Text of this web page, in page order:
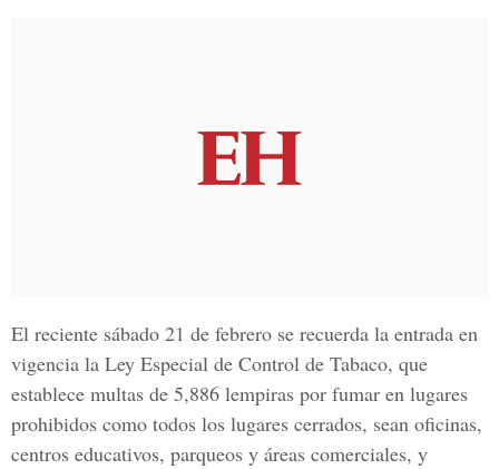
El reciente sábado 21 de febrero se recuerda la entrada en
vigencia la Ley Especial de Control de Tabaco, que
establece multas de 5,886 lempiras por fumar en lugares
prohibidos como todos los lugares cerrados, sean oficinas,
centros educativos, parqueos y áreas comerciales, y